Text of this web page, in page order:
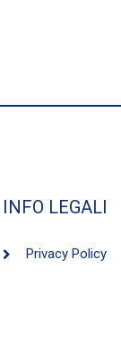
INFO LEGALI
Privacy Policy